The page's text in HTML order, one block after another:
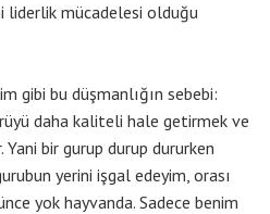
liderlik mücadelesi olduğu
gibi bu düşmanlığın sebebi:
daha kaliteli hale getirmek ve
Yani bir gurup durup dururken
yerini işgal edeyim, orası
yok hayvanda. Sadece benim